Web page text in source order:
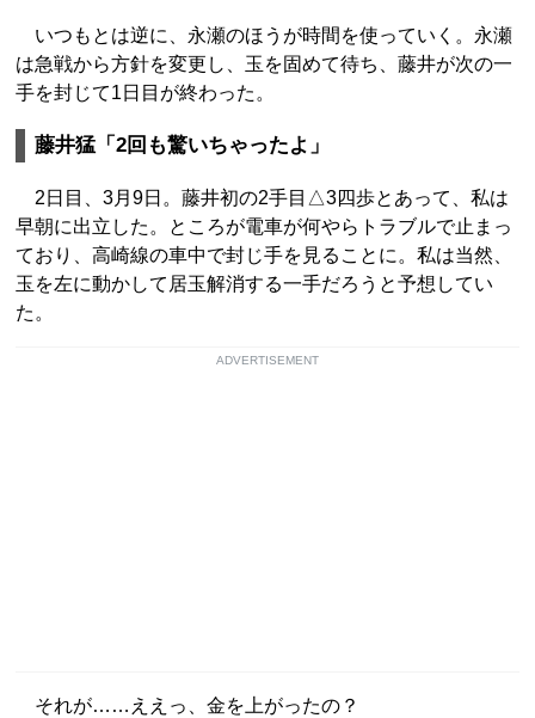
いつもとは逆に、永瀬のほうが時間を使っていく。永瀬
は急戦から方針を変更し、玉を固めて待ち、藤井が次の一
手を封じて1日目が終わった。
藤井猛「2回も驚いちゃったよ」
2日目、3月9日。藤井初の2手目△3四歩とあって、私は
早朝に出立した。ところが電車が何やらトラブルで止まっ
ており、高崎線の車中で封じ手を見ることに。私は当然、
玉を左に動かして居玉解消する一手だろうと予想してい
た。
ADVERTISEMENT
それが……ええっ、金を上がったの？